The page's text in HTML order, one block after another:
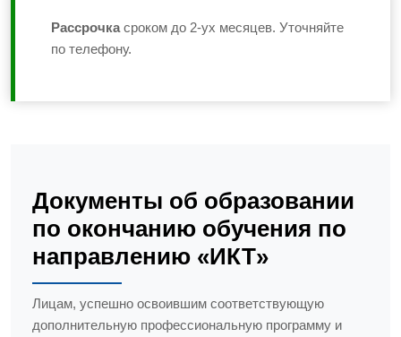
Рассрочка сроком до 2-ух месяцев. Уточняйте
по телефону.
Документы об образовании
по окончанию обучения по
направлению «ИКТ»
Лицам, успешно освоившим соответствующую
дополнительную профессиональную программу и